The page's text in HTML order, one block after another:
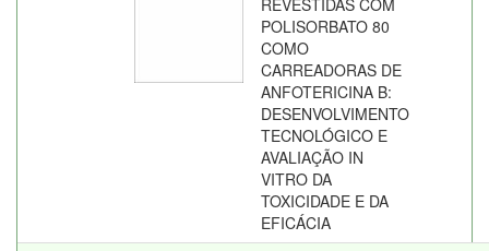
REVESTIDAS COM
POLISORBATO 80
COMO
CARREADORAS DE
ANFOTERICINA B:
DESENVOLVIMENTO
TECNOLÓGICO E
AVALIAÇÃO IN
VITRO DA
TOXICIDADE E DA
EFICÁCIA